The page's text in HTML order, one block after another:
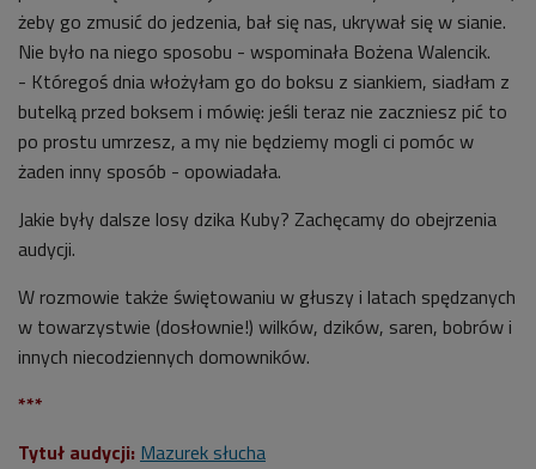
żeby go zmusić do jedzenia, bał się nas, ukrywał się w sianie.
Nie było na niego sposobu - wspominała Bożena Walencik.
- Któregoś dnia włożyłam go do boksu z siankiem, siadłam z
butelką przed boksem i mówię: jeśli teraz nie zaczniesz pić to
po prostu umrzesz, a my nie będziemy mogli ci pomóc w
żaden inny sposób - opowiadała.
Jakie były dalsze losy dzika Kuby? Zachęcamy do obejrzenia
audycji.
W rozmowie także świętowaniu w głuszy i latach spędzanych
w towarzystwie (dosłownie!) wilków, dzików, saren, bobrów i
innych niecodziennych domowników.
***
Tytuł audycji: Mazurek słucha